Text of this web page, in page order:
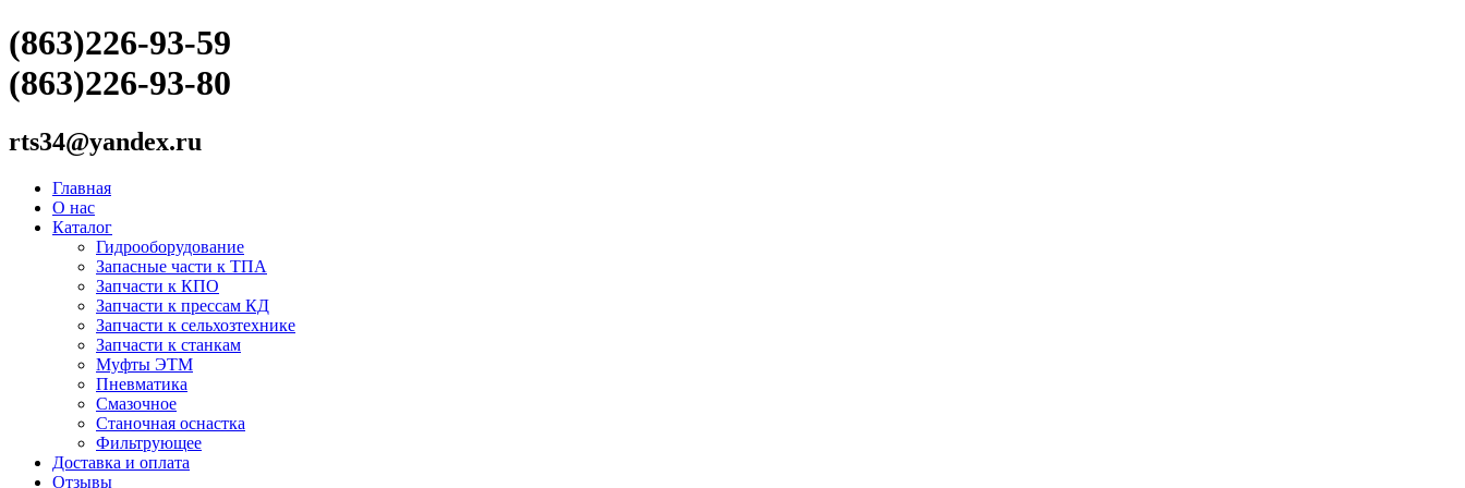
(863)226-93-59
(863)226-93-80
rts34@yandex.ru
Главная
О нас
Каталог
Гидрооборудование
Запасные части к ТПА
Запчасти к КПО
Запчасти к прессам КД
Запчасти к сельхозтехнике
Запчасти к станкам
Муфты ЭТМ
Пневматика
Смазочное
Станочная оснастка
Фильтрующее
Доставка и оплата
Отзывы